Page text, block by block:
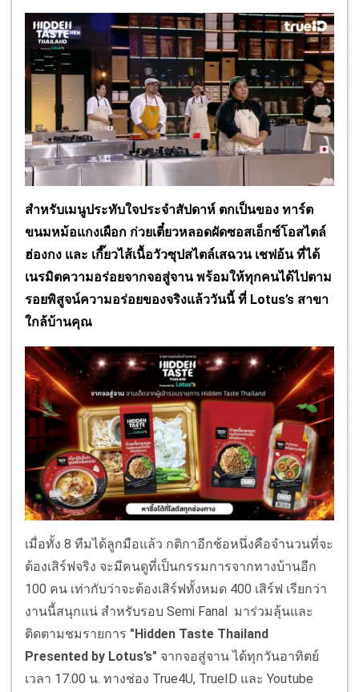
สำหรับเมนูประทับใจประจำสัปดาห์ ตกเป็นของ ทาร์ต
ขนมหม้อแกงเผือก ก่วยเตี๋ยวหลอดผัดซอสเอ็กซ์โอสไตล์
ฮ่องกง และ เกี๊ยวไส้เนื้อวัวซุปสไตล์เสฉวน เชฟอ้น ที่ได้
เนรมิตความอร่อยจากจอสู่จาน พร้อมให้ทุกคนได้ไปตาม
รอยพิสูจน์ความอร่อยของจริงแล้ววันนี้ ที่ Lotus’s สาขา
ใกล้บ้านคุณ
เมื่อทั้ง 8 ทีมได้ลูกมือแล้ว กติกาอีกช้อหนึ่งคือจำนวนที่จะ
ต้องเสิร์ฟจริง จะมีคนดูที่เป็นกรรมการจากทางบ้านอีก
100 คน เท่ากับว่าจะต้องเสิร์ฟทั้งหมด 400 เสิร์ฟ เรียกว่า
งานนี้สนุกแน่ สำหรับรอบ Semi Fanal มาร่วมลุ้นและ
ติดตามชมรายการ "Hidden Taste Thailand
Presented by Lotus’s" จากจอสู่จาน ได้ทุกวันอาทิตย์
เวลา 17.00 น. ทางช่อง True4U, TrueID และ Youtube